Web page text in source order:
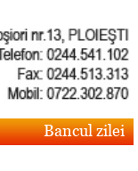
Bancul zilei